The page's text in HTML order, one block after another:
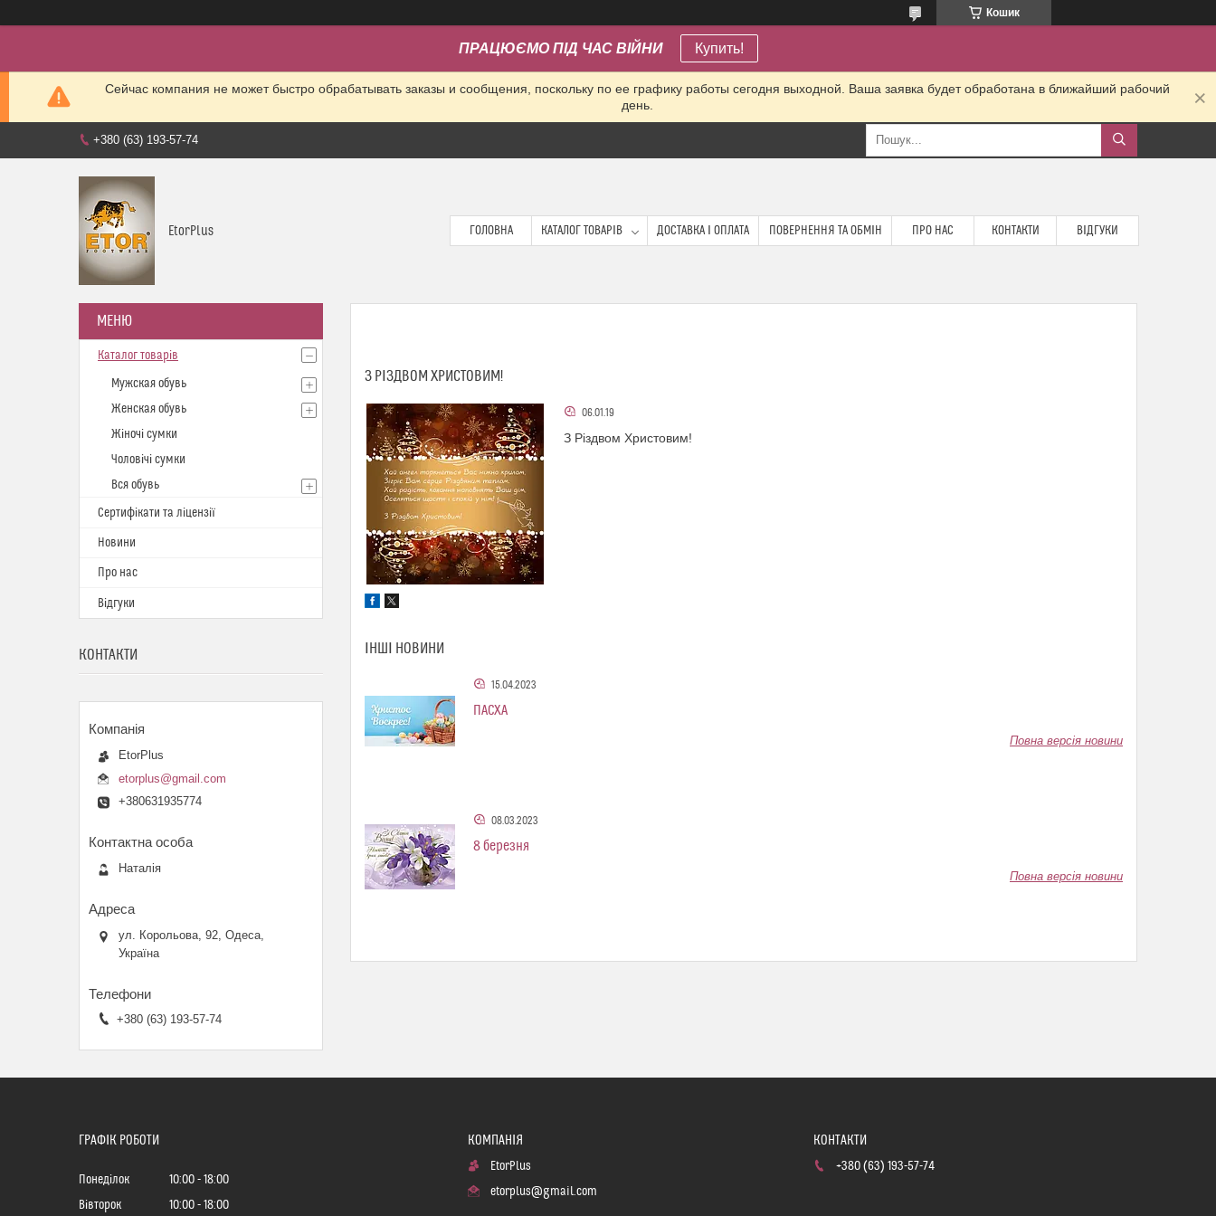
Кошик
ПРАЦЮЄМО ПІД ЧАС ВІЙНИ Купить!
Сейчас компания не может быстро обрабатывать заказы и сообщения, поскольку по ее графику работы сегодня выходной. Ваша заявка будет обработана в ближайший рабочий
день.
+380 (63) 193-57-74
EtorPlus ГОЛОВНА КАТАЛОГ ТОВАРІВ ДОСТАВКА І ОПЛАТА ПОВЕРНЕННЯ ТА ОБМІН ПРО НАС КОНТАКТИ ВІДГУКИ
З РІЗДВОМ ХРИСТОВИМ!
06.01.19
З Різдвом Христовим!
ІНШІ НОВИНИ
15.04.2023
ПАСХА
Повна версія новини
08.03.2023
8 березня
Повна версія новини
Каталог товарів
Мужская обувь
Женская обувь
Жіночі сумки
Чоловічі сумки
Вся обувь
Сертифікати та ліцензії
Новини
Про нас
Відгуки
КОНТАКТИ
EtorPlus
etorplus@gmail.com
+380631935774
Наталія
ул. Корольова, 92, Одеса,
Україна
+380 (63) 193-57-74
ГРАФІК РОБОТИ
Понеділок 10:00
18:00
Вівторок
10:00 18:00
EtorPlus
etorplus@gmail.com
+380 (63) 193-57-74